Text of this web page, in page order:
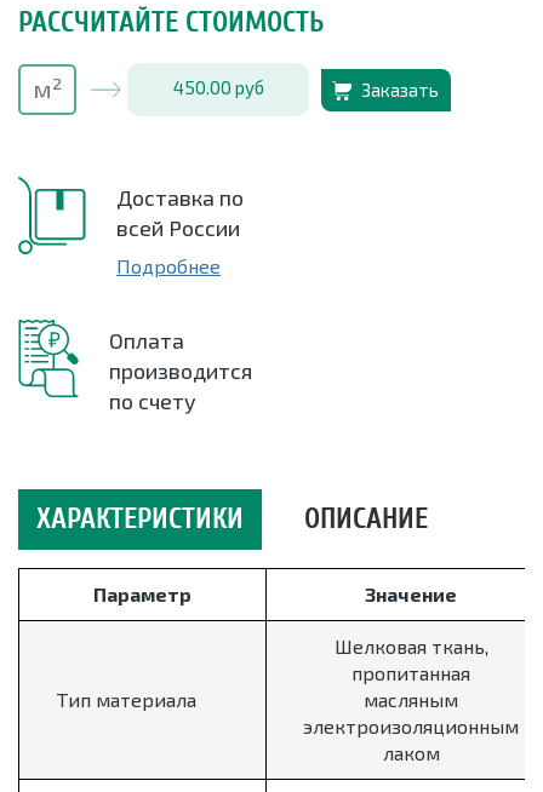
РАССЧИТАЙТЕ СТОИМОСТЬ
450.00 руб Заказать
Доставка по
всей России
Подробнее
Оплата
производится
по счету
ХАРАКТЕРИСТИКИ ОПИСАНИЕ
Параметр Значение
Тип материала
Шелковая ткань,
пропитанная
масляным
электроизоляционным
лаком